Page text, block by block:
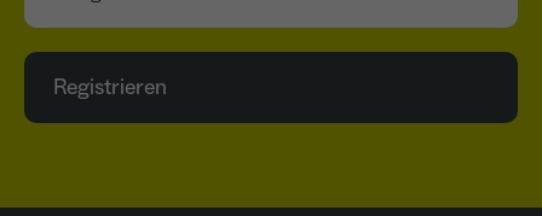
Registrieren